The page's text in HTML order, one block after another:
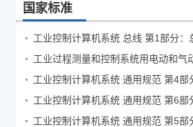
国家标准
工业控制计算机系统 总线 第1部分：